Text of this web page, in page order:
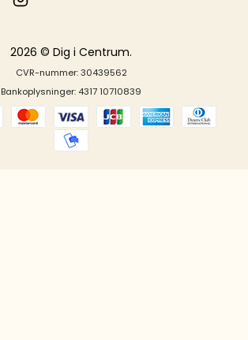
2026 © Dig i Centrum.
CVR-nummer: 30439562
Bankoplysninger: 4317 10710839